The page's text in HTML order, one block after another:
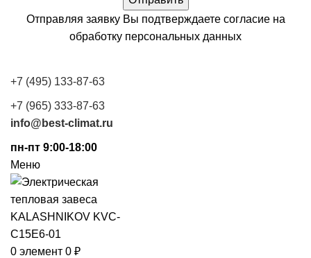
Отправляя заявку Вы подтверждаете согласие на
обработку персональных данных
+7 (495) 133-87-63
+7 (965) 333-87-63
info@best-climat.ru
пн-пт 9:00-18:00
Меню
0 элемент 0 ₽